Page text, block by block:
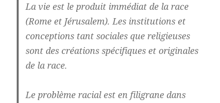
La vie est le produit immédiat de la race
(Rome et Jérusalem). Les institutions et
conceptions tant sociales que religieuses
sont des créations spécifiques et originales
de la race.
Le problème racial est en filigrane dans